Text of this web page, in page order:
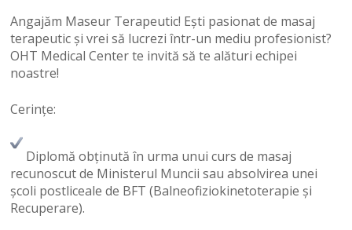
Angajăm Maseur Terapeutic! Ești pasionat de masaj
terapeutic și vrei să lucrezi într-un mediu profesionist?
OHT Medical Center te invită să te alături echipei
noastre!
Cerințe:
Diplomă obținută în urma unui curs de masaj
recunoscut de Ministerul Muncii sau absolvirea unei
școli postliceale de BFT (Balneofiziokinetoterapie și
Recuperare).